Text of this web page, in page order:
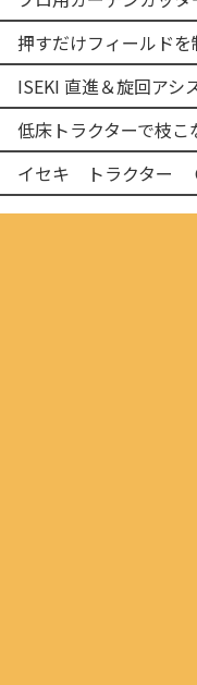
イセキ トラクター